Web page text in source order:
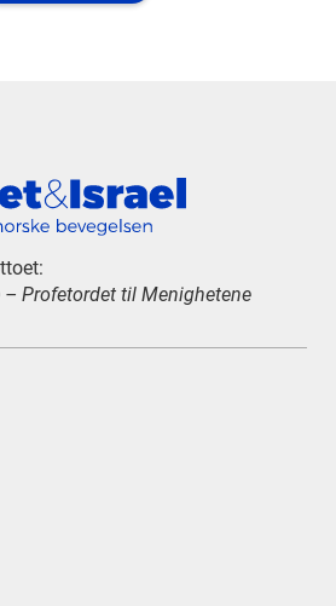
Profetordet til Menighetene